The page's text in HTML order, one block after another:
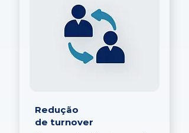
Redução
de turnover